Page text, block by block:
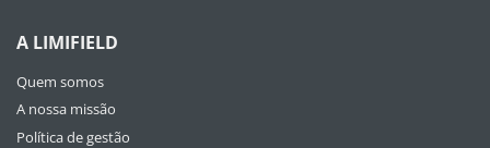
A LIMIFIELD
Quem somos
A nossa missão
Política de gestão